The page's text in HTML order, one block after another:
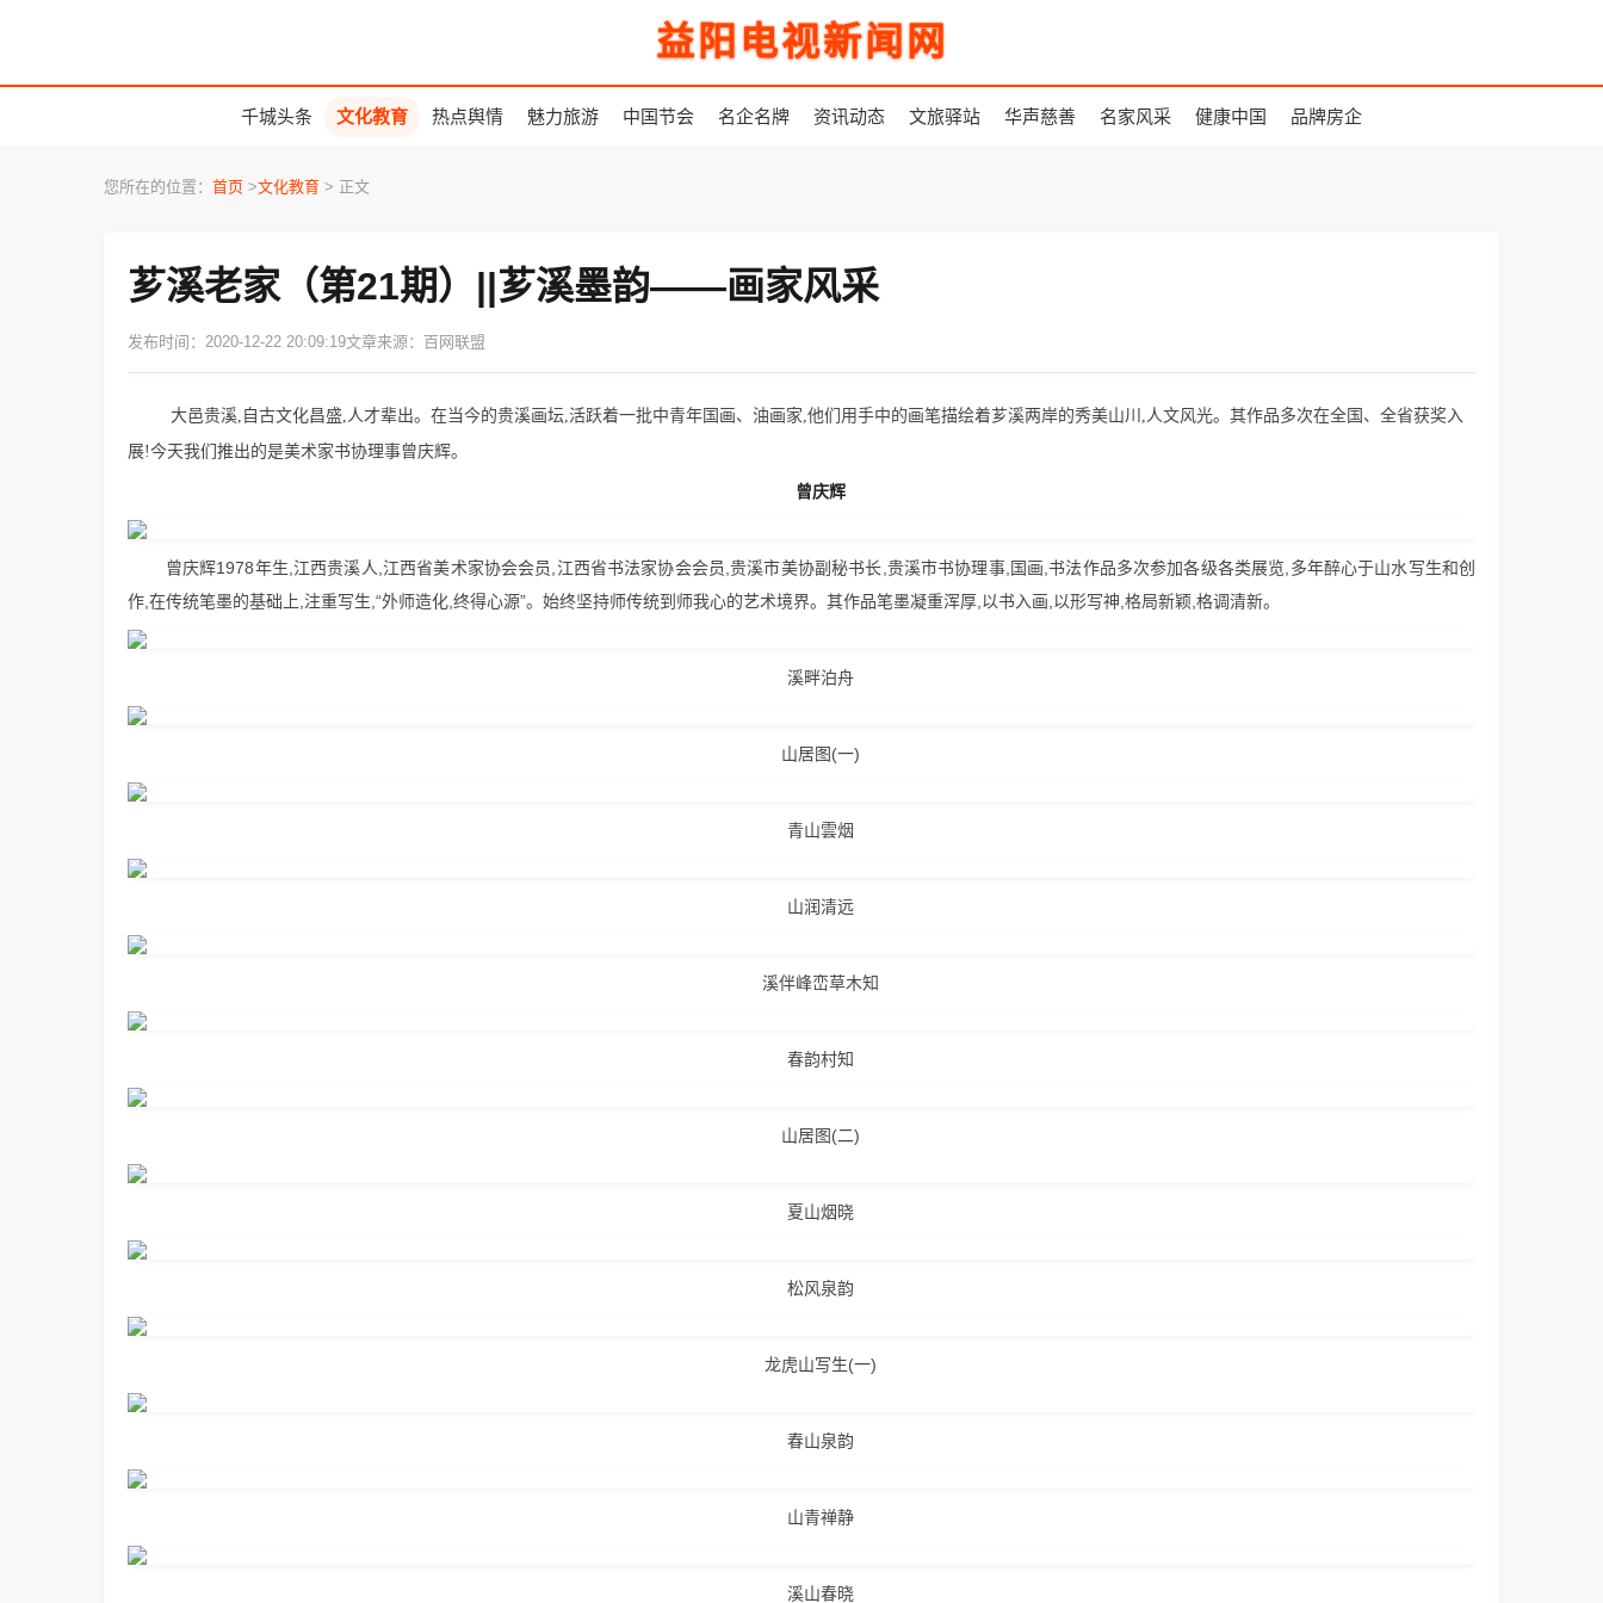
益阳电视新闻网
千城头条 文化教育 热点舆情 魅力旅游 中国节会 名企名牌 资讯动态 文旅驿站 华声慈善 名家风采 健康中国 品牌房企
您所在的位置： 首页 >文化教育 > 正文
芗溪老家（第21期）||芗溪墨韵——画家风采
发布时间：2020-12-22 20:09:19文章来源：百网联盟
大邑贵溪,自古文化昌盛,人才辈出。在当今的贵溪画坛,活跃着一批中青年国画、油画家,他们用手中的画笔描绘着芗溪两岸的秀美山川,人文风光。其作品多次在全国、全省获奖入
展!今天我们推出的是美术家书协理事曾庆辉。
曾庆辉
曾庆辉1978年生,江西贵溪人,江西省美术家协会会员,江西省书法家协会会员,贵溪市美协副秘书长,贵溪市书协理事,国画,书法作品多次参加各级各类展览,多年醉心于山水写生和创
作,在传统笔墨的基础上,注重写生,“外师造化,终得心源”。始终坚持师传统到师我心的艺术境界。其作品笔墨凝重浑厚,以书入画,以形写神,格局新颖,格调清新。
溪畔泊舟
山居图(一)
青山雲烟
山润清远
溪伴峰峦草木知
春韵村知
山居图(二)
夏山烟晓
松风泉韵
龙虎山写生(一)
春山泉韵
山青禅静
溪山春晓